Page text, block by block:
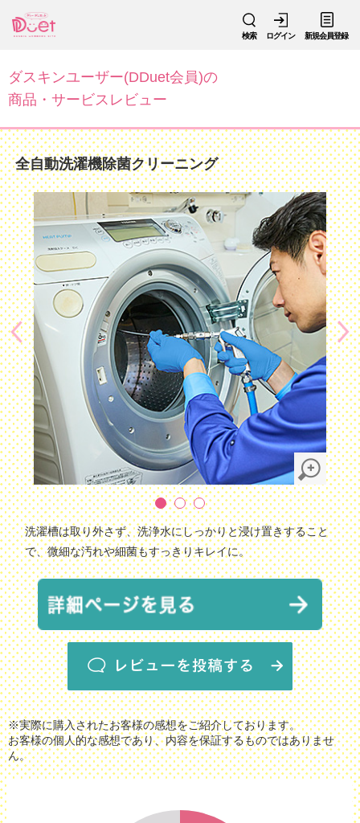
検索 ログイン 新規会員登録
ダスキンユーザー(DDuet会員)の
商品・サービスレビュー
全自動洗濯機除菌クリーニング
洗濯槽は取り外さず、洗浄水にしっかりと浸け置きすること
で、微細な汚れや細菌もすっきりキレイに。
※実際に購入されたお客様の感想をご紹介しております。
お客様の個人的な感想であり、内容を保証するものではありませ
ん。